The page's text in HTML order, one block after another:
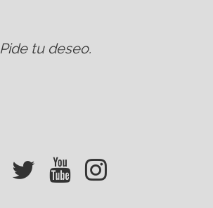
Pide tu deseo.